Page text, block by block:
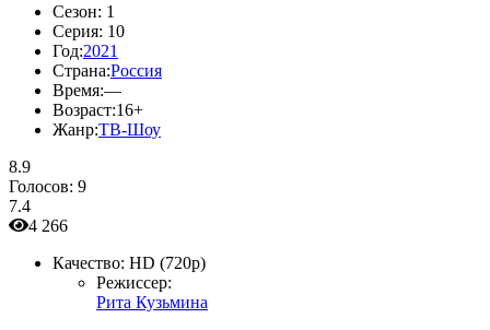
Сезон: 1
Серия: 10
Год:2021
Страна:Россия
Время:—
Возраст:16+
Жанр:ТВ-Шоу
8.9
Голосов: 9
7.4
4 266
Качество: HD (720p)
Режиссер:
Рита Кузьмина